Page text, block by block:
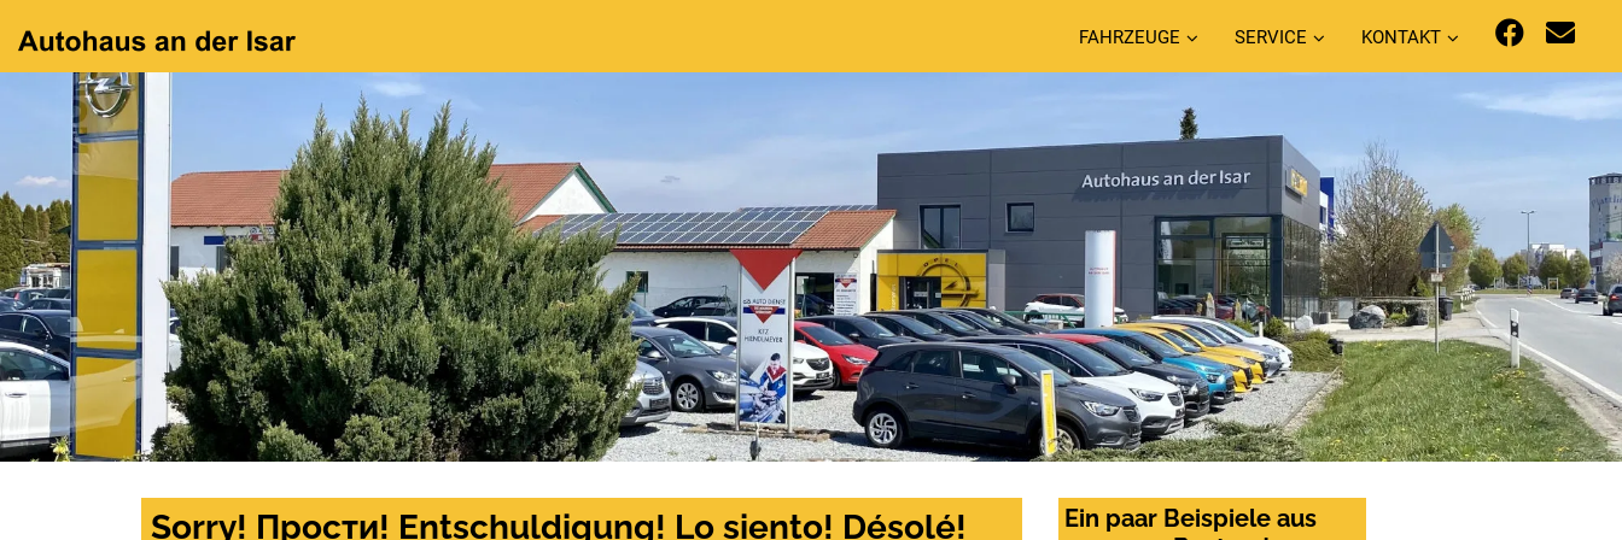
FAHRZEUGE SERVICE KONTAKT
Sorry! Прости! Entschuldigung! Lo siento! Désolé!
Ein paar Beispiele aus